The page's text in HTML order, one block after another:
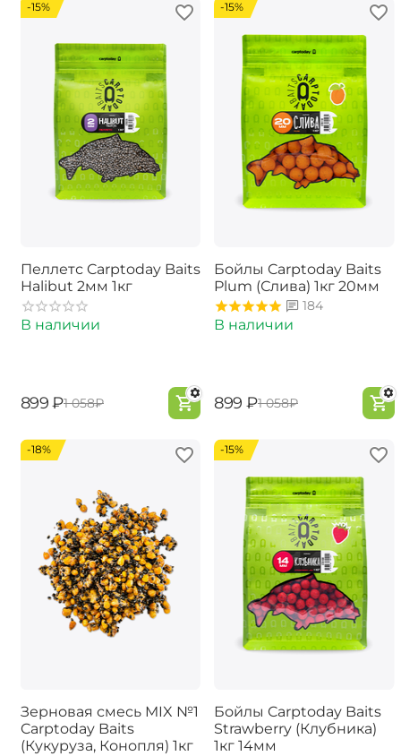
-15%
Пеллетс Carptoday Baits
Halibut 2мм 1кг
В наличии
‍899‍ ₽‍1 058‍₽
-15%
Бойлы Carptoday Baits
Plum (Слива) 1кг 20мм
184
В наличии
‍899‍ ₽‍1 058‍₽
-18%
Зерновая смесь MIX №1
Carptoday Baits
(Кукуруза, Конопля) 1кг
-15%
Бойлы Carptoday Baits
Strawberry (Клубника)
1кг 14мм